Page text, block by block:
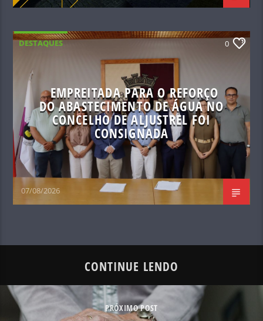
DESTAQUES 0
EMPREITADA PARA O REFORÇO
DO ABASTECIMENTO DE ÁGUA NO
CONCELHO DE ALJUSTREL FOI
CONSIGNADA
07/08/2026
CONTINUE LENDO
PRÓXIMO POST